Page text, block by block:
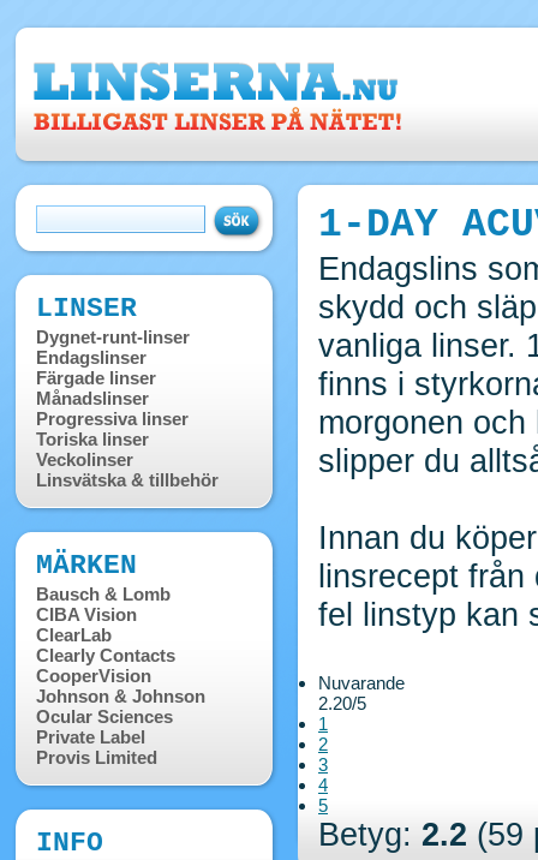
LINSER
Dygnet-runt-linser
Endagslinser
Färgade linser
Månadslinser
Progressiva linser
Toriska linser
Veckolinser
Linsvätska & tillbehör
MÄRKEN
Bausch & Lomb
CIBA Vision
ClearLab
Clearly Contacts
CooperVision
Johnson & Johnson
Ocular Sciences
Private Label
Provis Limited
INFO
1-DAY
Endagslins
skydd och
vanliga linser.
finns i
morgonen
slipper du
Innan du
linsrecept från
fel linstyp kan
Nuvarande
2.20/5
1
2
3
4
5
Betyg: 2.2 (59